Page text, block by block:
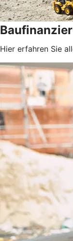
Hier erfahren Sie